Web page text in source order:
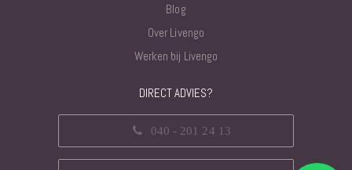
Blog
Over Livengo
Werken bij Livengo
DIRECT ADVIES?
040 - 201 24 13